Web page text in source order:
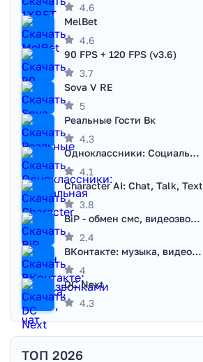
4.6
MelBet
4.6
90 FPS + 120 FPS (v3.6)
3.7
Sova V RE
5
Реальные Гости Вк
4.3
Одноклассники: Социальная сеть
4.1
Character AI: Chat, Talk, Text
3.8
BiP - обмен смс, видеозвонками
2.4
ВКонтакте: музыка, видео, чат
4
DC Next
4.3
ТОП 2026